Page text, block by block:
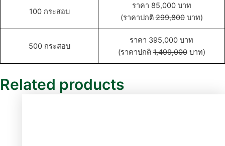
100 กระสอบ
ราคา 85,000 บาท
(ราคาปกติ299,800บาท)
500 กระสอบ
ราคา 395,000 บาท
(ราคาปกติ1,499,000บาท)
Related products